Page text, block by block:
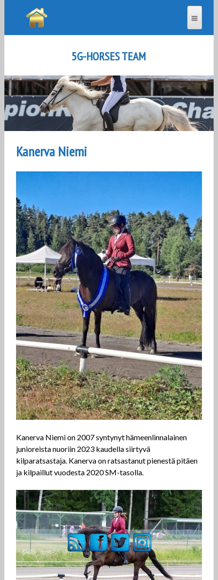
5G-HORSES TEAM
Kanerva Niemi
Kanerva Niemi on 2007 syntynyt hämeenlinnalainen
junioreista nuoriin 2023 kaudella siirtyvä
kilparatsastaja. Kanerva on ratsastanut pienestä pitäen
ja kilpaillut vuodesta 2020 SM-tasolla.